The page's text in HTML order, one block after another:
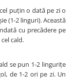
puţin o dată pe zi o
(1-2 linguri). Această
cu precădere pe
cald.
se pun 1-2 linguriţe
de 1-2 ori pe zi. Un